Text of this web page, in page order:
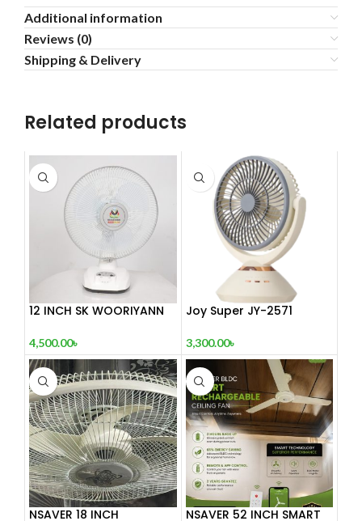
Additional information
Reviews (0)
Shipping & Delivery
Related products
12 INCH SK WOORIYANN
4,500.00৳
Joy Super JY-2571
3,300.00৳
NSAVER 18 INCH
NSAVER 52 INCH SMART